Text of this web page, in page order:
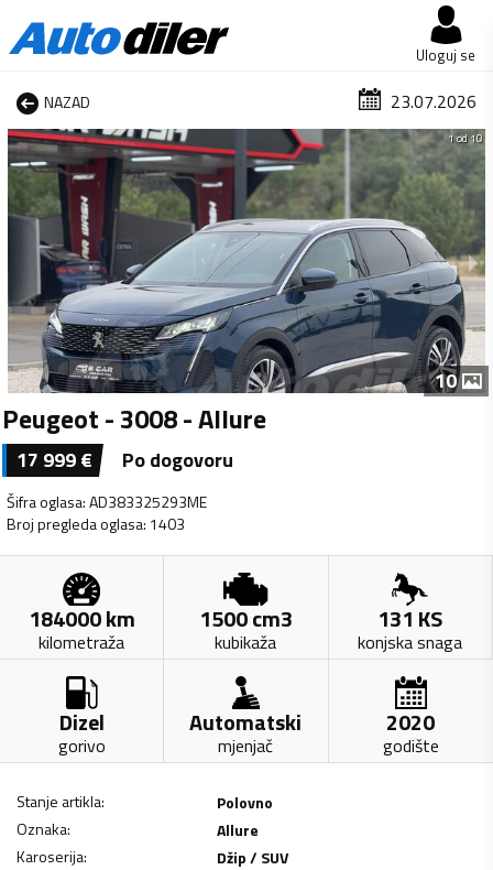
Uloguj se
NAZAD 23.07.2026
1 od 10
10
Peugeot - 3008 - Allure
17 999€ Po dogovoru
Šifra oglasa:AD383325293ME
Broj pregleda oglasa: 1403
184000km
kilometraža
1500cm3
kubikaža
131 KS
konjska snaga
Dizel
gorivo
Automatski
mjenjač
2020
godište
Stanje artikla:
Polovno
Oznaka:
Allure
Karoserija:
Džip / SUV